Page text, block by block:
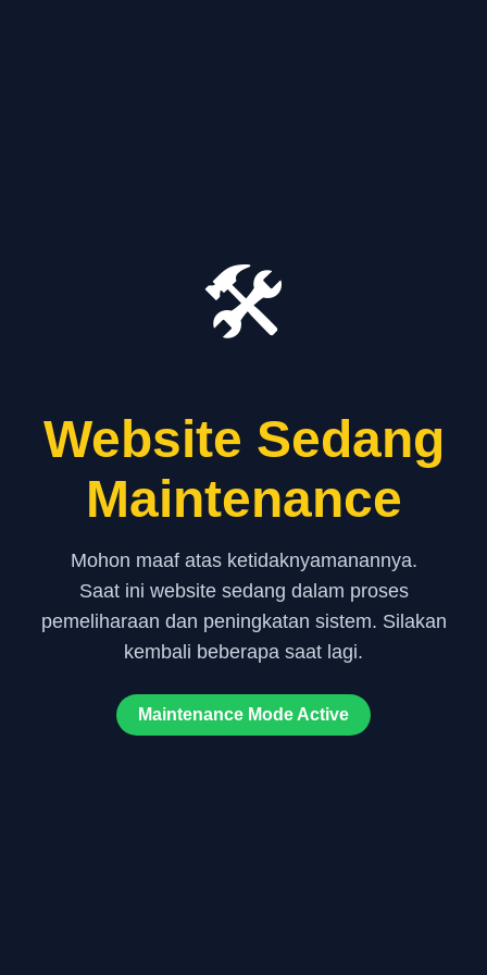
🛠️
Website Sedang
Maintenance
Mohon maaf atas ketidaknyamanannya.
Saat ini website sedang dalam proses
pemeliharaan dan peningkatan sistem. Silakan
kembali beberapa saat lagi.
Maintenance Mode Active